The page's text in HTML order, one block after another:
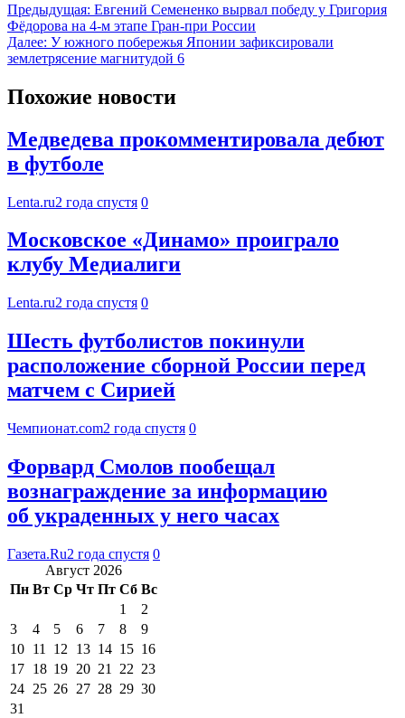
Предыдущая: Евгений Семененко вырвал победу у Григория
Фёдорова на 4-м этапе Гран-при России
Далее: У южного побережья Японии зафиксировали
землетрясение магнитудой 6
Похожие новости
Медведева прокомментировала дебют
в футболе
Lenta.ru2 года спустя 0
Московское «Динамо» проиграло
клубу Медиалиги
Lenta.ru2 года спустя 0
Шесть футболистов покинули
расположение сборной России перед
матчем с Сирией
Чемпионат.com2 года спустя 0
Форвард Смолов пообещал
вознаграждение за информацию
об украденных у него часах
Газета.Ru2 года спустя 0
Август 2026
Пн Вт Ср Чт Пт Сб Вс
1
2
3
4 5 6 7 8
9
10 11 12 13 14 15 16
17 18 19 20 21 22 23
24 25 26 27 28 29 30
31